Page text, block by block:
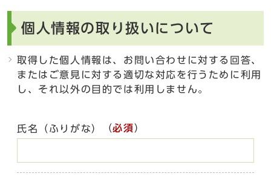
個人情報の取り扱いについて
取得した個人情報は、お問い合わせに対する回答、
またはご意見に対する適切な対応を行うために利用
し、それ以外の目的では利用しません。
氏名（ふりがな） （必須）